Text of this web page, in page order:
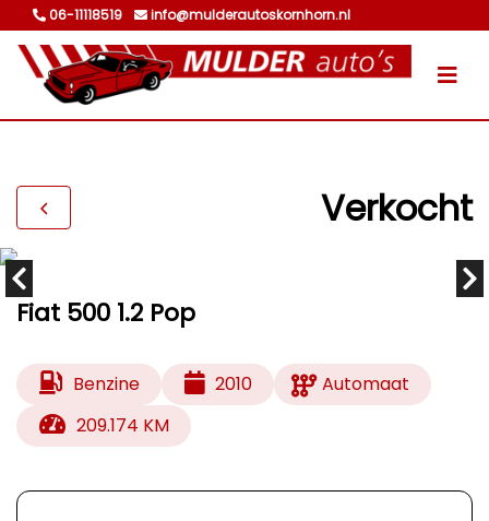
06-11118519 info@mulderautoskornhorn.nl
Verkocht
Fiat 500 1.2 Pop
Benzine 2010
Automaat
209.174 KM